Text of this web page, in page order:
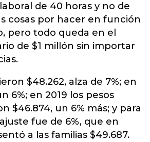
de 40 horas y no de
cosas por hacer en función
pero todo queda en el
de $1 millón sin importar
$48.262, alza de 7%; en
6%; en 2019 los pesos
$46.874, un 6% más; y para
fue de 6%, que en
a las familias $49.687.